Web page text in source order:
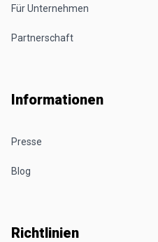
Für Unternehmen
Partnerschaft
Informationen
Presse
Blog
Richtlinien